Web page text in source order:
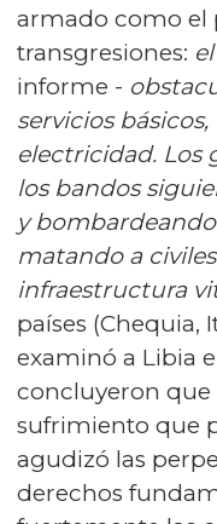
armado como el
transgresiones:
informe -
servicios
electricidad. Los
los bandos
y
matando a
infraestructura
países (Chequia,
examinó a Libia
concluyeron que
sufrimiento que
agudizó las
derechos